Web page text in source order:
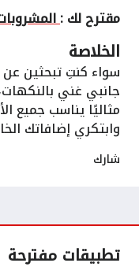
مقترح لك :
الخلاصة
سواء كنتِ تبحثين
جانبي غني
مثاليًا يناسب جميع
وابتكري إضافاتك
شارك
تطبيقات مفترحة